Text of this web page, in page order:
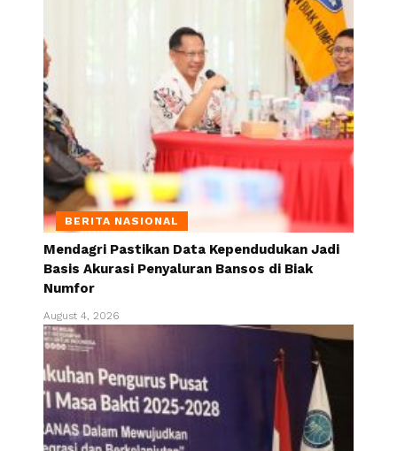
BERITA NASIONAL
Mendagri Pastikan Data Kependudukan Jadi
Basis Akurasi Penyaluran Bansos di Biak
Numfor
August 4, 2026